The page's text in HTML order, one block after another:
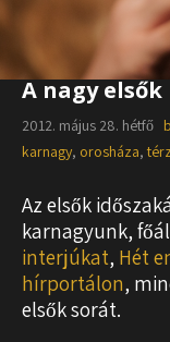
A nagy elsők
2012. május 28. hétfő
karnagy, orosháza,
Az elsők
karnagyunk,
interjúkat, Hét
hírportálon,
elsők sorát.